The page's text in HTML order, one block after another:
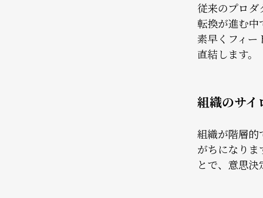
従来のプロダ
転換が進む中
素早くフィ
直結します。
組織のサ
組織が階層的
がちになりま
とで、意思決